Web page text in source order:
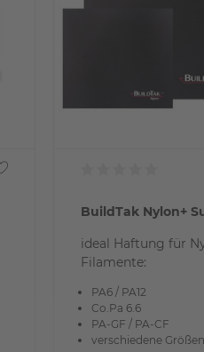
BuildTak Nylon+
ideal Haftung für
Filamente:
PA6 / PA12
Co.Pa 6.6
PA-GF / PA-CF
verschiedene